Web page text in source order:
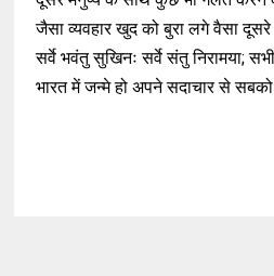
जैसा व्यवहार खुद को बुरा लगे वैसा
सर्वे भवंतु सुखिनः सर्वे संतु निरामया;
भारत में जन्मे हो अपने सदाचार से